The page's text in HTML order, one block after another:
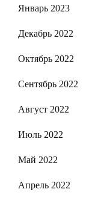
Январь 2023
Декабрь 2022
Октябрь 2022
Сентябрь 2022
Август 2022
Июль 2022
Май 2022
Апрель 2022